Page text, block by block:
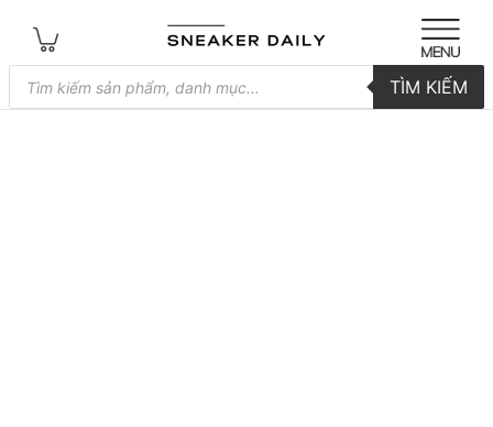
Tìm
kiếm
sản
TÌM KIẾM